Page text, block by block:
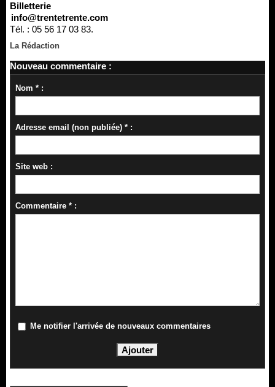
Billetterie
info@trentetrente.com
Tél. : 05 56 17 03 83.
La Rédaction
Nouveau commentaire :
Nom * :
Adresse email (non publiée) * :
Site web :
Commentaire * :
Me notifier l'arrivée de nouveaux commentaires